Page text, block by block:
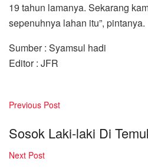
19 tahun lamanya. Sekarang
sepenuhnya lahan itu”, pintanya.
Sumber : Syamsul hadi
Editor : JFR
Previous Post
Sosok Laki-laki Di
Next Post